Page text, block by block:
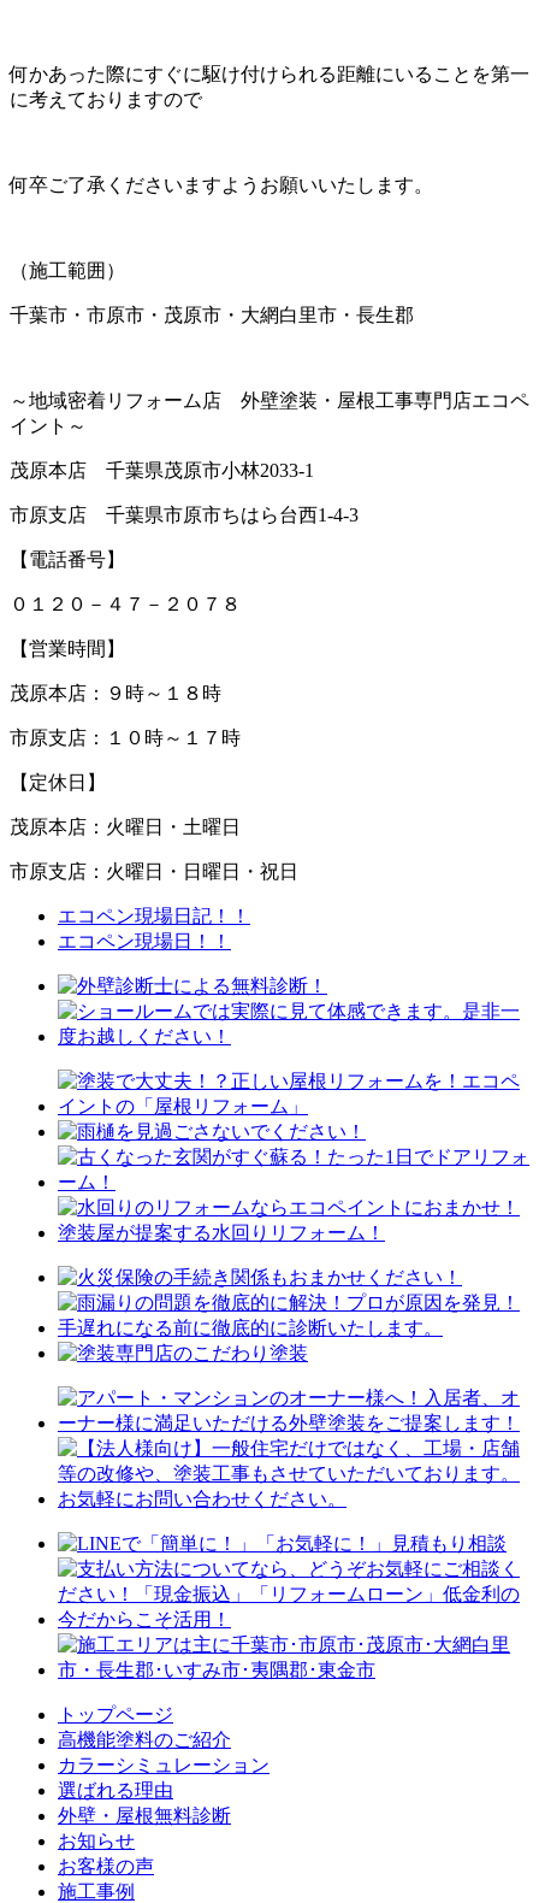
何かあった際にすぐに駆け付けられる距離にいることを第一
に考えておりますので
何卒ご了承くださいますようお願いいたします。
（施工範囲）
千葉市・市原市・茂原市・大網白里市・長生郡
～地域密着リフォーム店 外壁塗装・屋根工事専門店エコペ
イント～
茂原本店 千葉県茂原市小林2033-1
市原支店 千葉県市原市ちはら台西1-4-3
【電話番号】
０１２０－４７－２０７８
【営業時間】
茂原本店：９時～１８時
市原支店：１０時～１７時
【定休日】
茂原本店：火曜日・土曜日
市原支店：火曜日・日曜日・祝日
エコペン現場日記！！
エコペン現場日！！
トップページ
⾼機能塗料のご紹介
カラーシミュレーション
選ばれる理由
外壁・屋根無料診断
お知らせ
お客様の声
施⼯事例